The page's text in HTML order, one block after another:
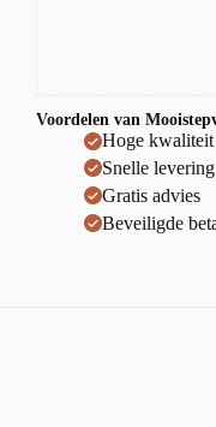
Voordelen van
Hoge
Snelle levering
Gratis advies
Beveiligde